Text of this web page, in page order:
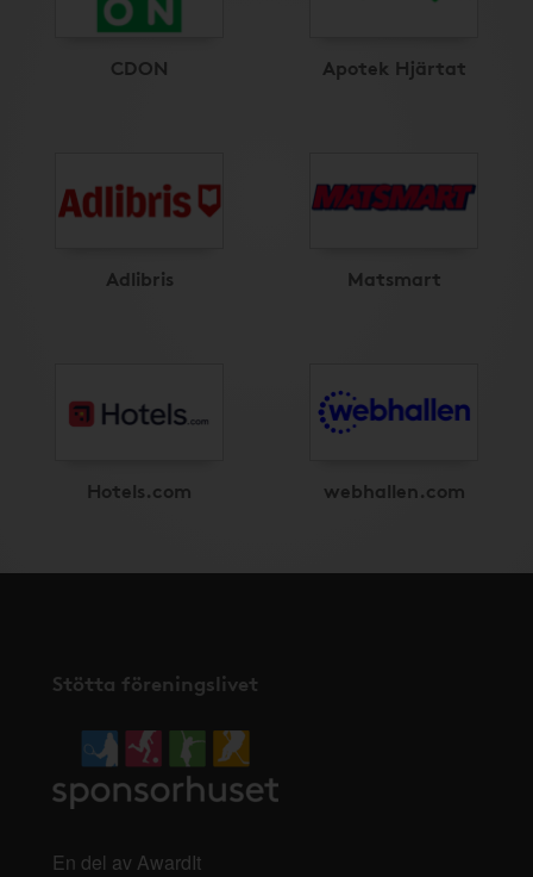
CDON Apotek Hjärtat
Adlibris Matsmart
Hotels.com webhallen.com
Stötta föreningslivet
En del av AwardIt